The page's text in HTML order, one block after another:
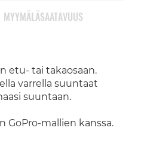
etu- tai takaosaan.
varrella suuntaat
suuntaan.
GoPro-mallien kanssa.
MYYMÄLÄSAATAVUUS